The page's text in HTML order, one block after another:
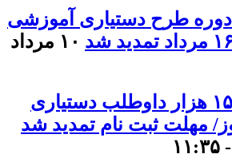
دوره طرح دستیاری آموزشی
۱۰ مرداد
ثبت‌نام بیش از ۱۵ هزار داوطلب دستیاری
مهلت ثبت نام تمدید شد